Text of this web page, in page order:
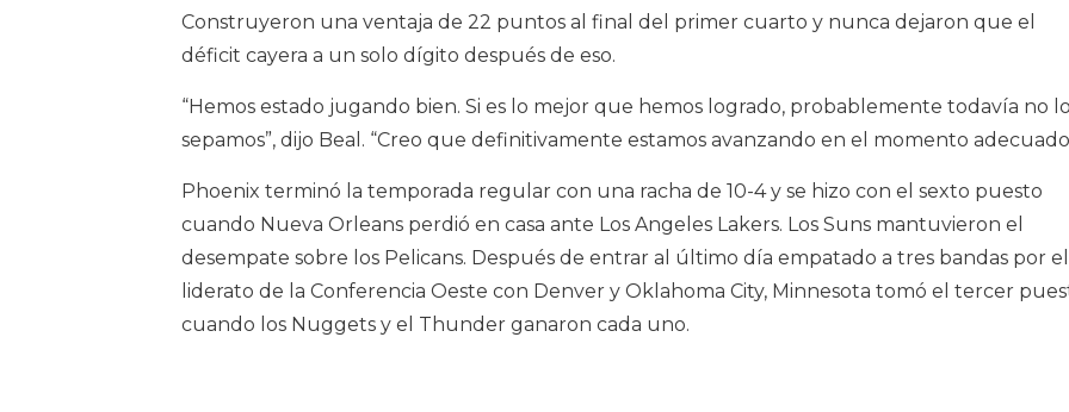
Construyeron una ventaja de 22 puntos al final del primer cuarto y nunca dejaron que el
déficit cayera a un solo dígito después de eso.
“Hemos estado jugando bien. Si es lo mejor que hemos logrado, probablemente todavía no
sepamos”, dijo Beal. “Creo que definitivamente estamos avanzando en el momento
Phoenix terminó la temporada regular con una racha de 10-4 y se hizo con el sexto puesto
cuando Nueva Orleans perdió en casa ante Los Angeles Lakers. Los Suns mantuvieron el
desempate sobre los Pelicans. Después de entrar al último día empatado a tres bandas por el
liderato de la Conferencia Oeste con Denver y Oklahoma City, Minnesota tomó el tercer
cuando los Nuggets y el Thunder ganaron cada uno.